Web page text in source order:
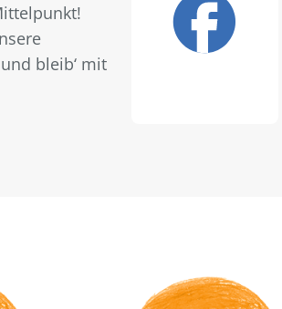
bleib‘ mit